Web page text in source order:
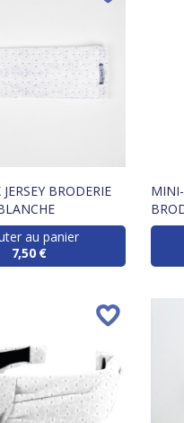
BRODERIE
au panier
7,50 €